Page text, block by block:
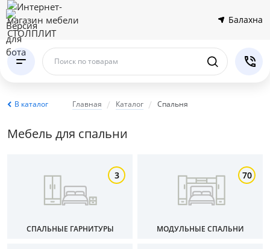
Балахна
Поиск по товарам
В каталог Главная Каталог Спальня
Мебель для спальни
3
СПАЛЬНЫЕ ГАРНИТУРЫ
70
МОДУЛЬНЫЕ СПАЛЬНИ